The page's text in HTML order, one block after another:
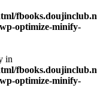
optimize-minify-
in
optimize-minify-